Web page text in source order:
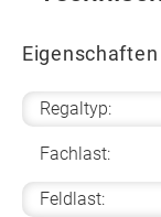
Eigenschaften
Regaltyp:
Fachlast:
Feldlast: